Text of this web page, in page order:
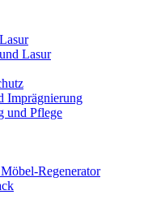
Lasur
Imprägnierung
und Pflege
Regenerator